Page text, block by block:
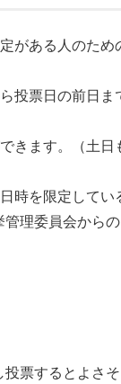
がある人のため
投票日の前日ま
きます。
（土日
時を限定してい
管理委員会から
投票するとよさ